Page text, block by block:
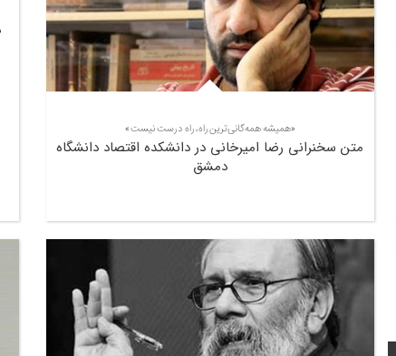
«همیشه همه‌گانی‌‌ترین راه، راه درست نیست»
متن سخنرانی‌ رضا امیرخانی در دانشکده اقتصاد دانشگاه
دمشق